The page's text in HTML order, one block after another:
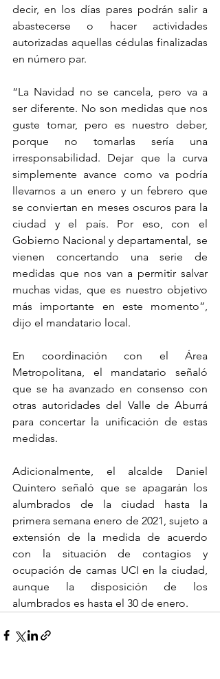
decir, en los días pares podrán salir a
abastecerse o hacer actividades
autorizadas aquellas cédulas finalizadas
en número par.
“La Navidad no se cancela, pero va a
ser diferente. No son medidas que nos
guste tomar, pero es nuestro deber,
porque no tomarlas sería una
irresponsabilidad. Dejar que la curva
simplemente avance como va podría
llevarnos a un enero y un febrero que
se conviertan en meses oscuros para la
ciudad y el país. Por eso, con el
Gobierno Nacional y departamental,  se
vienen concertando una serie de
medidas que nos van a permitir salvar
muchas vidas, que es nuestro objetivo
más importante en este momento”,
dijo el mandatario local.
En coordinación con el Área
Metropolitana, el mandatario señaló
que se ha avanzado en consenso con
otras autoridades del Valle de Aburrá
para concertar la unificación de estas
medidas.
Adicionalmente, el alcalde Daniel
Quintero señaló que se apagarán los
alumbrados de la ciudad hasta la
primera semana enero de 2021, sujeto a
extensión de la medida de acuerdo
con la situación de contagios y
ocupación de camas UCI en la ciudad,
aunque la disposición de los
alumbrados es hasta el 30 de enero.